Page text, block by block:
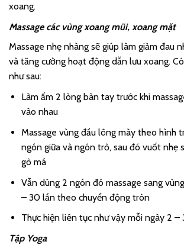
xoang.
Massage các vùng xoang mũi, xoang mặt
Massage nhẹ nhàng sẽ giúp làm giảm đau
và tăng cường hoạt động dẫn lưu xoang.
như sau:
Làm ấm 2 lòng bàn tay trước khi
vào nhau
Massage vùng đầu lông mày theo hình
ngón giữa và ngón trỏ, sau đó vuốt nhẹ
gò má
Vẫn dùng 2 ngón đó massage sang
– 30 lần theo chuyển động tròn
Thực hiện liên tục như vậy mỗi ngày 2 –
Tập Yoga